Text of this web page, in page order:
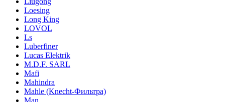
Loesing
Long King
LOVOL
Ls
Luberfiner
Lucas Elektrik
M.D.F. SARL
Mafi
Mahindra
Mahle (Knecht-Фильтра)
Man